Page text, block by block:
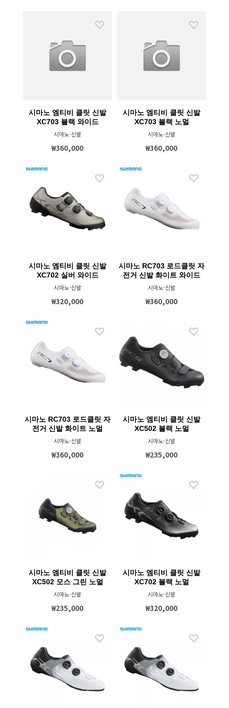
시마노 엠티비 클릿 신발
XC703 블랙 와이드
시마노-신발
₩360,000
시마노 엠티비 클릿 신발
XC703 블랙 노멀
시마노-신발
₩360,000
시마노 엠티비 클릿 신발
XC702 실버 와이드
시마노-신발
₩320,000
시마노 RC703 로드클릿 자
전거 신발 화이트 와이드
시마노-신발
₩360,000
시마노 RC703 로드클릿 자
전거 신발 화이트 노멀
시마노-신발
₩360,000
시마노 엠티비 클릿 신발
XC502 블랙 노멀
시마노-신발
₩235,000
시마노 엠티비 클릿 신발
XC502 모스 그린 노멀
시마노-신발
₩235,000
시마노 엠티비 클릿 신발
XC702 블랙 노멀
시마노-신발
₩320,000